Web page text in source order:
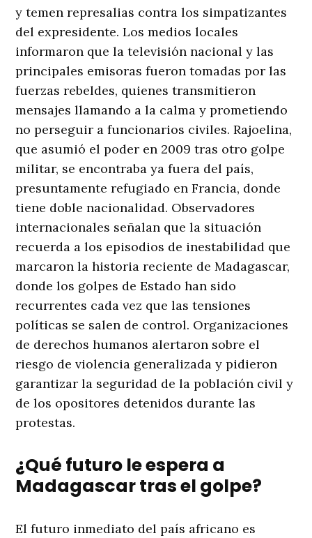
y temen represalias contra los simpatizantes
del expresidente. Los medios locales
informaron que la televisión nacional y las
principales emisoras fueron tomadas por las
fuerzas rebeldes, quienes transmitieron
mensajes llamando a la calma y prometiendo
no perseguir a funcionarios civiles. Rajoelina,
que asumió el poder en 2009 tras otro golpe
militar, se encontraba ya fuera del país,
presuntamente refugiado en Francia, donde
tiene doble nacionalidad. Observadores
internacionales señalan que la situación
recuerda a los episodios de inestabilidad que
marcaron la historia reciente de Madagascar,
donde los golpes de Estado han sido
recurrentes cada vez que las tensiones
políticas se salen de control. Organizaciones
de derechos humanos alertaron sobre el
riesgo de violencia generalizada y pidieron
garantizar la seguridad de la población civil y
de los opositores detenidos durante las
protestas.
¿Qué futuro le espera a
Madagascar tras el golpe?
El futuro inmediato del país africano es